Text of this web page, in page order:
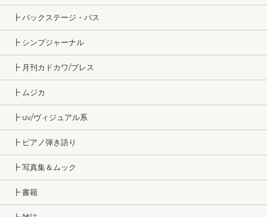
┣ バックステージ・パス
┣ シンプジャーナル
┣ 月刊カドカワ/ブレス
┣ ムジカ
┣ uv/ヴィジュアル系
┣ ピアノ弾き語り
┣ 写真集＆ムック
┣ 書籍